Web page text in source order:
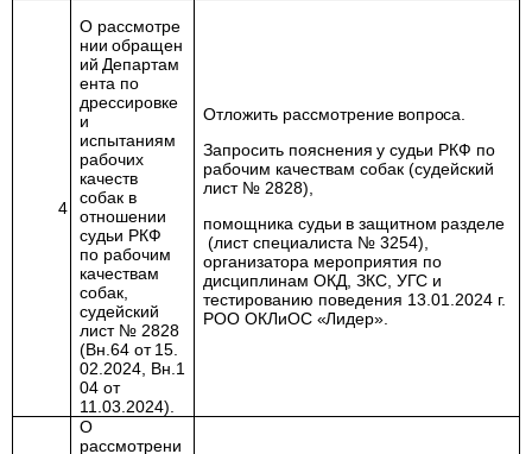
4
О рассмотре
нии обращен
ий Департам
ента по
дрессировке
и
испытаниям
рабочих
качеств
собак в
отношении
судьи РКФ
по рабочим
качествам
собак,
судейский
лист № 2828
(Вн.64 от 15.
02.2024, Вн.1
04 от
11.03.2024).
Отложить рассмотрение вопроса.
Запросить пояснения у судьи РКФ по
рабочим качествам собак (судейский
лист № 2828)
помощника судьи в защитном разделе
(лист специалиста № 3254),
организатора мероприятия по
дисциплинам ОКД, ЗКС, УГС и
тестированию поведения 13.01.2024 г.
РОО ОКЛиОС «Лидер».
О
рассмотрени